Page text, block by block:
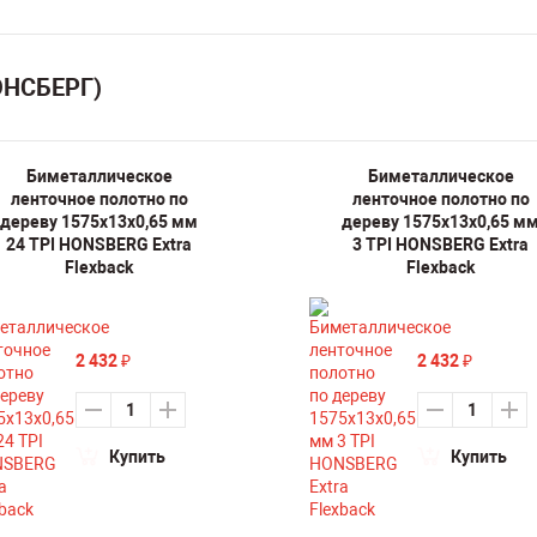
Биметаллическое
ленточное полотно по
дереву 1575х13х0,65 мм
24 TPI HONSBERG Extra
Flexback
2 432 ₽
Купить
Биметаллическое
ленточное полотно по
дереву 1575х13х0,65
3 TPI HONSBERG Extra
Flexback
2 432 ₽
Купить